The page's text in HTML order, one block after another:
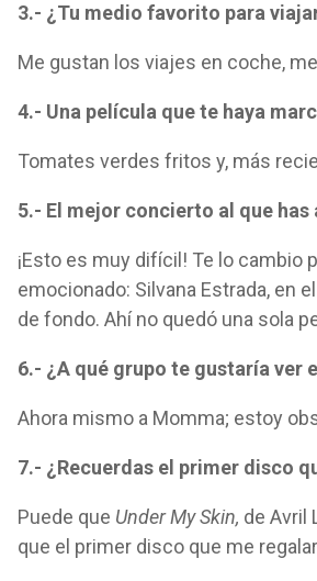
3.- ¿Tu medio favorito para
Me gustan los viajes en coche,
4.- Una película que te haya
Tomates verdes fritos y, más
5.- El mejor concierto al que has
¡Esto es muy difícil! Te lo cambio
emocionado: Silvana Estrada, en
de fondo. Ahí no quedó una sola
6.- ¿A qué grupo te gustaría ver
Ahora mismo a Momma; estoy
7.- ¿Recuerdas el primer disco
Puede que Under My Skin, de Avril
que el primer disco que me